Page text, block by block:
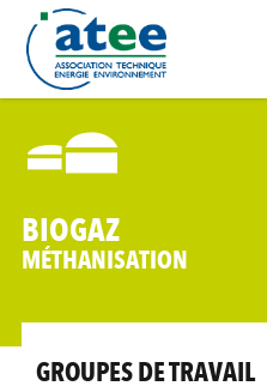
contenu
principal
BIOGAZ
MÉTHANISATION
GROUPES DE TRAVAIL
Panneau de gestion des cookies